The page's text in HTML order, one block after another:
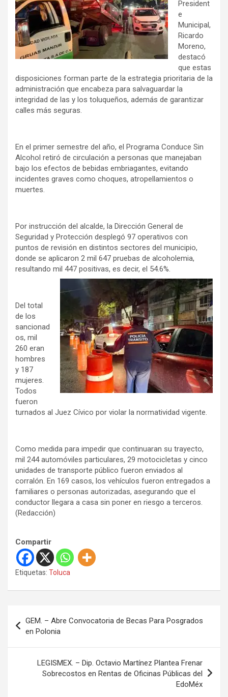
President
e
Municipal,
Ricardo
Moreno,
destacó
que estas
disposiciones forman parte de la estrategia prioritaria de la
administración que encabeza para salvaguardar la
integridad de las y los toluqueños, además de garantizar
calles más seguras.
En el primer semestre del año, el Programa Conduce Sin
Alcohol retiró de circulación a personas que manejaban
bajo los efectos de bebidas embriagantes, evitando
incidentes graves como choques, atropellamientos o
muertes.
Por instrucción del alcalde, la Dirección General de
Seguridad y Protección desplegó 97 operativos con
puntos de revisión en distintos sectores del municipio,
donde se aplicaron 2 mil 647 pruebas de alcoholemia,
resultando mil 447 positivas, es decir, el 54.6%.
Del total
de los
sancionad
os, mil
260 eran
hombres
y 187
mujeres.
Todos
fueron
turnados al Juez Cívico por violar la normatividad vigente.
Como medida para impedir que continuaran su trayecto,
mil 244 automóviles particulares, 29 motocicletas y cinco
unidades de transporte público fueron enviados al
corralón. En 169 casos, los vehículos fueron entregados a
familiares o personas autorizadas, asegurando que el
conductor llegara a casa sin poner en riesgo a terceros.
(Redacción)
Compartir
Etiquetas: Toluca
v
GEM. – Abre Convocatoria de Becas Para Posgrados
en Polonia
LEGISMEX. – Dip. Octavio Martínez Plantea Frenar
Sobrecostos en Rentas de Oficinas Públicas del
EdoMéx